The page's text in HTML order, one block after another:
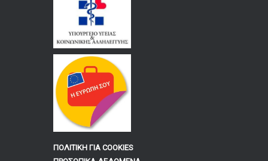
ΠΟΛΙΤΙΚΗ ΓΙΑ COOKIES